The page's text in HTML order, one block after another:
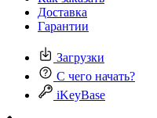
Доставка
Гарантии
Загрузки
С чего начать?
iKeyBase